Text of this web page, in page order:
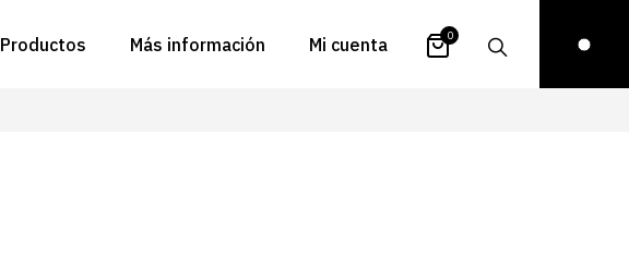
Productos Más información Mi cuenta 0